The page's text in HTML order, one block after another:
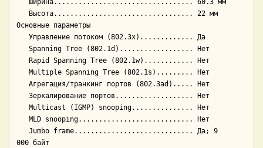
Основные параметры
000 байт